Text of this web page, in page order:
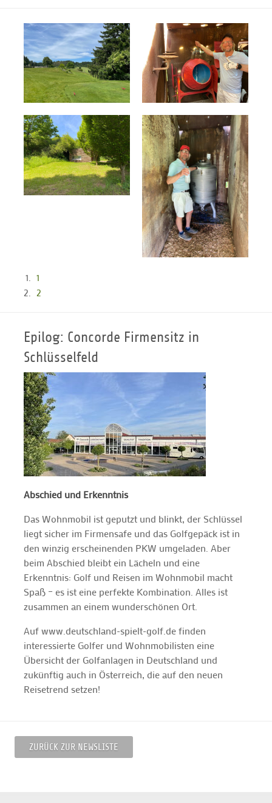
1
2
Epilog: Concorde Firmensitz in
Schlüsselfeld
Abschied und Erkenntnis
Das Wohnmobil ist geputzt und blinkt, der Schlüssel
liegt sicher im Firmensafe und das Golfgepäck ist in
den winzig erscheinenden PKW umgeladen. Aber
beim Abschied bleibt ein Lächeln und eine
Erkenntnis: Golf und Reisen im Wohnmobil macht
Spaß – es ist eine perfekte Kombination. Alles ist
zusammen an einem wunderschönen Ort.
Auf www.deutschland-spielt-golf.de finden
interessierte Golfer und Wohnmobilisten eine
Übersicht der Golfanlagen in Deutschland und
zukünftig auch in Österreich, die auf den neuen
Reisetrend setzen!
ZURÜCK ZUR NEWSLISTE